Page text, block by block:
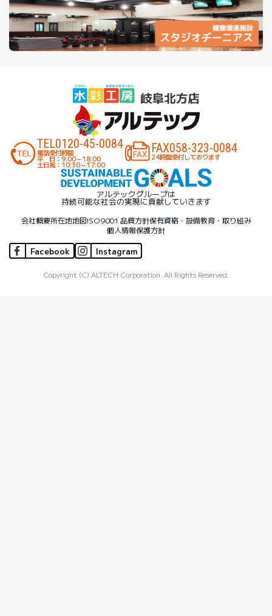
TEL0120-45-0084
電話受付時間
平 日：9:00～18:00
土日祝：10:30～17:00
FAX058-323-0084
24時間受付しております
アルテックグループは
持続可能な社会の実現に貢献していきます
会社概要所在地地図ISO9001 品質方針保有資格・設備教育・取り組み
個人情報保護方針
Facebook Instagram
Copyright (C) ALTECH Corporation. All Rights Reserved.